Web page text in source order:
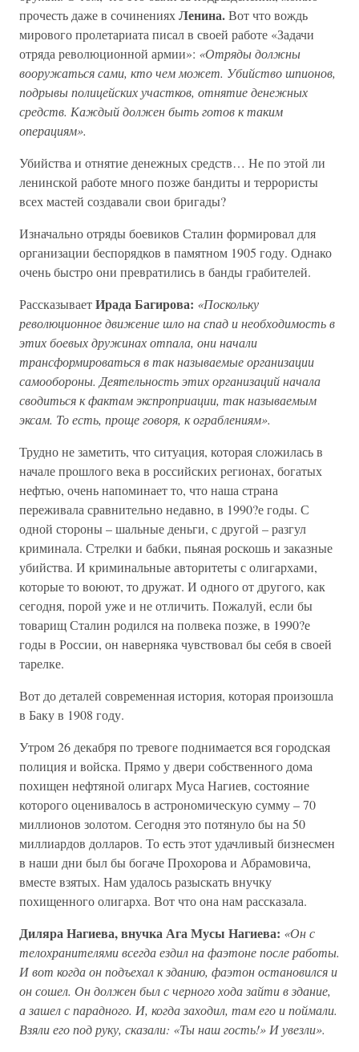
прочесть даже в сочиненияхЛенина.Вот что вождь
мирового пролетариата писал в своей работе «Задачи
отряда революционной армии»: «Отряды должны
вооружаться сами, кто чем может. Убийство шпионов,
подрывы полицейских участков, отнятие денежных
средств. Каждый должен быть готов к таким
операциям».
Убийства и отнятие денежных средств… Не по этой ли
ленинской работе много позже бандиты и террористы
всех мастей создавали свои бригады?
Изначально отряды боевиков Сталин формировал для
организации беспорядков в памятном 1905 году. Однако
очень быстро они превратились в банды грабителей.
РассказываетИрада Багирова: «Поскольку
революционное движение шло на спад и необходимость в
этих боевых дружинах отпала, они начали
трансформироваться в так называемые организации
самообороны. Деятельность этих организаций начала
сводиться к фактам экспроприации, так называемым
эксам. То есть, проще говоря, к ограблениям».
Трудно не заметить, что ситуация, которая сложилась в
начале прошлого века в российских регионах, богатых
нефтью, очень напоминает то, что наша страна
переживала сравнительно недавно, в 1990?е годы. С
одной стороны – шальные деньги, с другой – разгул
криминала. Стрелки и бабки, пьяная роскошь и заказные
убийства. И криминальные авторитеты с олигархами,
которые то воюют, то дружат. И одного от другого, как
сегодня, порой уже и не отличить. Пожалуй, если бы
товарищ Сталин родился на полвека позже, в 1990?е
годы в России, он наверняка чувствовал бы себя в своей
тарелке.
Вот до деталей современная история, которая произошла
в Баку в 1908 году.
Утром 26 декабря по тревоге поднимается вся городская
полиция и войска. Прямо у двери собственного дома
похищен нефтяной олигарх Муса Нагиев, состояние
которого оценивалось в астрономическую сумму – 70
миллионов золотом. Сегодня это потянуло бы на 50
миллиардов долларов. То есть этот удачливый бизнесмен
в наши дни был бы богаче Прохорова и Абрамовича,
вместе взятых. Нам удалось разыскать внучку
похищенного олигарха. Вот что она нам рассказала.
Диляра Нагиева, внучка Ага Мусы Нагиева: «Он с
телохранителями всегда ездил на фаэтоне после работы.
И вот когда он подъехал к зданию, фаэтон остановился и
он сошел. Он должен был с черного хода зайти в здание,
а зашел с парадного. И, когда заходил, там его и поймали.
Взяли его под руку, сказали: «Ты наш гость!» И увезли».